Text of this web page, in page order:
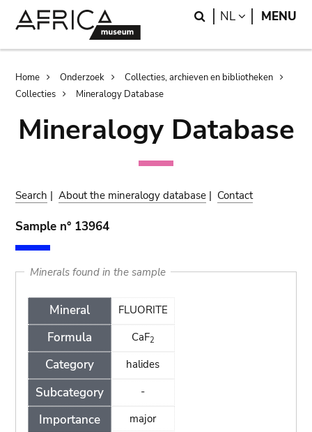
Search
NL LANGUAGE
MENU
Breadcrumb
Home Onderzoek
Collecties, archieven en bibliotheken
Collecties
Mineralogy Database
Mineralogy Database
Search |About the mineralogy database | Contact
Sample n° 13964
Minerals found in the sample
Mineral
Formula
Category
Subcategory
Importance
FLUORITE
CaF2
halides
-
major